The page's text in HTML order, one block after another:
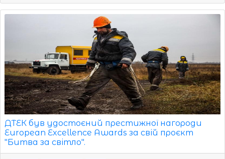
ДТЕК був удостоєний престижної нагороди
European Excellence Awards за свій проєкт
"Битва за світло".